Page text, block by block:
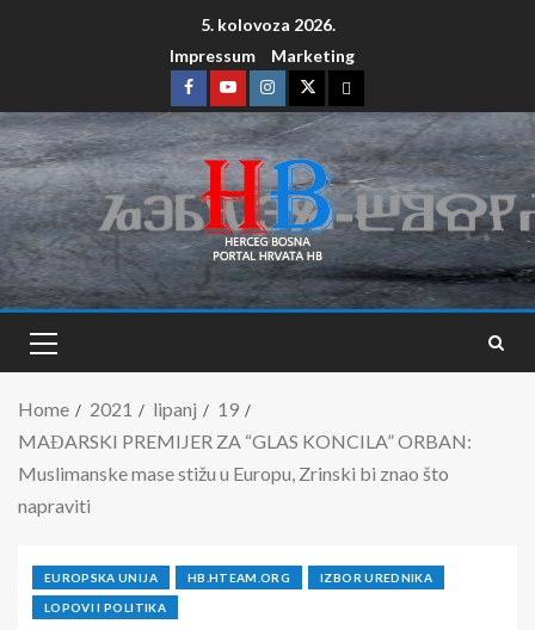
5. kolovoza 2026.
Impressum
Marketing
Home 2021 lipanj
19
MAĐARSKI PREMIJER ZA “GLAS KONCILA” ORBAN:
Muslimanske mase stižu u Europu, Zrinski bi znao što
napraviti
EUROPSKA UNIJA HB.HTEAM.ORG IZBOR UREDNIKA
LOPOVI I POLITIKA